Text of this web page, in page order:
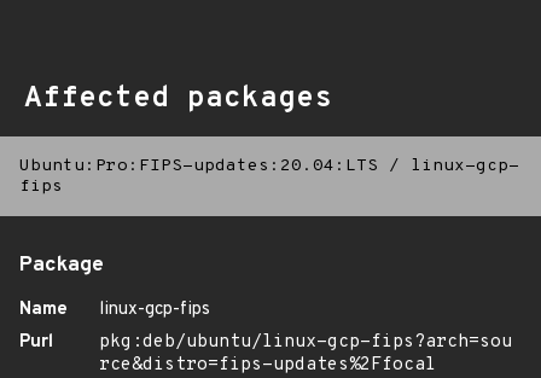
Affected packages
Ubuntu:Pro:FIPS-updates:20.04:LTS /
linux-gcp-
fips
Package
Name
linux-gcp-fips
Purl
pkg:deb/ubuntu/linux-gcp-fips?arch=sou
rce&distro=fips-updates%2Ffocal